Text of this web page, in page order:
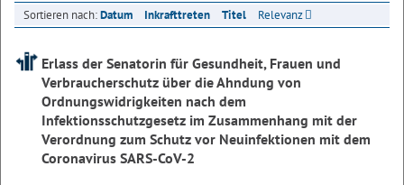
Sortieren nach:Datum Inkrafttreten Titel Relevanz
Erlass der Senatorin für Gesundheit, Frauen und
Verbraucherschutz über die Ahndung von
Ordnungswidrigkeiten nach dem
Infektionsschutzgesetz im Zusammenhang mit der
Verordnung zum Schutz vor Neuinfektionen mit dem
Coronavirus SARS-CoV-2